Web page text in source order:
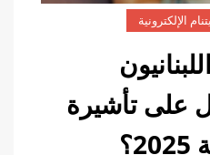
الإلكترونية
على تأشيرة